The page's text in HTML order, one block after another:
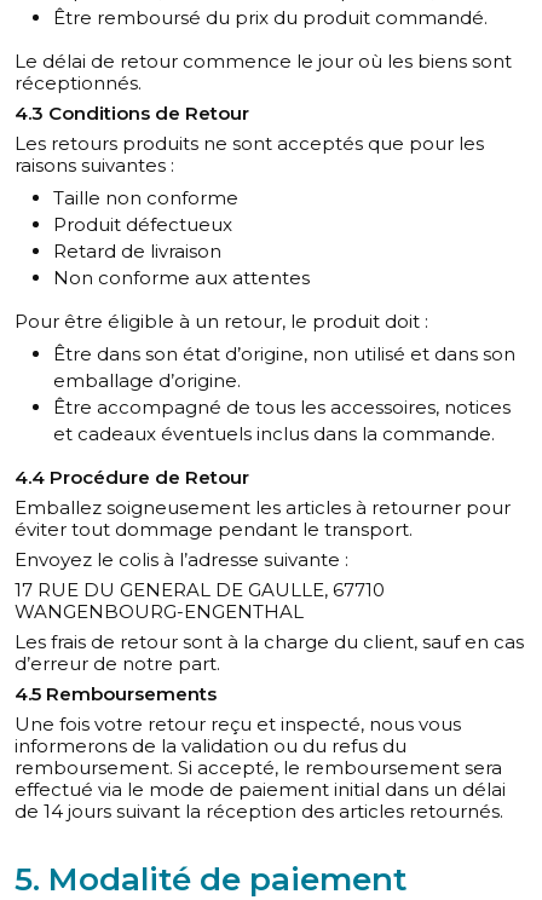
Être remboursé du prix du produit commandé.
Le délai de retour commence le jour où les biens sont
réceptionnés.
4.3 Conditions de Retour
Les retours produits ne sont acceptés que pour les
raisons suivantes :
Taille non conforme
Produit défectueux
Retard de livraison
Non conforme aux attentes
Pour être éligible à un retour, le produit doit :
Être dans son état d’origine, non utilisé et dans son
emballage d’origine.
Être accompagné de tous les accessoires, notices
et cadeaux éventuels inclus dans la commande.
4.4 Procédure de Retour
Emballez soigneusement les articles à retourner pour
éviter tout dommage pendant le transport.
Envoyez le colis à l’adresse suivante :
17 RUE DU GENERAL DE GAULLE, 67710
WANGENBOURG-ENGENTHAL
Les frais de retour sont à la charge du client, sauf en cas
d’erreur de notre part.
4.5 Remboursements
Une fois votre retour reçu et inspecté, nous vous
informerons de la validation ou du refus du
remboursement. Si accepté, le remboursement sera
effectué via le mode de paiement initial dans un délai
de 14 jours suivant la réception des articles retournés.
5. Modalité de paiement